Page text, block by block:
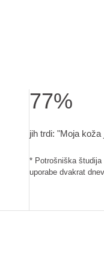
77%
jih trdi: "Moja
* Potrošniška
uporabe dvakrat